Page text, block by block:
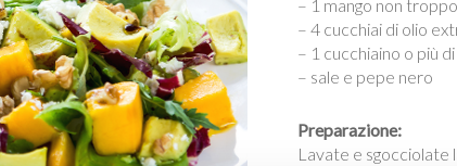
– 1 mango non
– 4 cucchiai di olio
– 1 cucchiaino o più
– sale e pepe nero
Preparazione:
Lavate e sgocciolate